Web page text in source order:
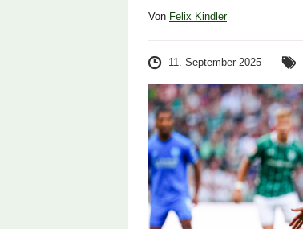
Von Felix Kindler
11. September 2025